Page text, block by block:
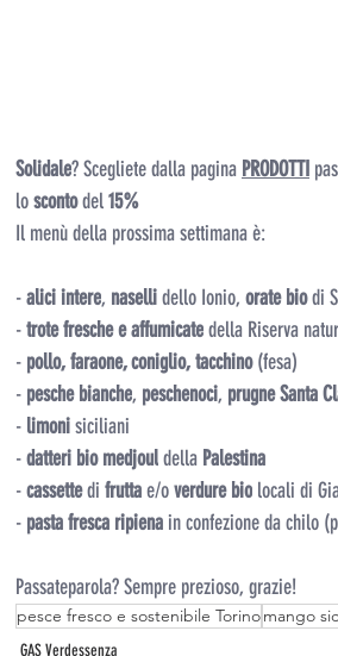
Solidale? Scegliete dalla pagina PRODOTTI
lo sconto del 15%
Il menù della prossima settimana è:
- alici intere, naselli dello Ionio, orate bio di
- trote fresche e affumicate della Riserva
- pollo, faraone, coniglio, tacchino (fesa)
- pesche bianche, peschenoci, prugne Santa
- limoni siciliani
- datteri bio medjoul della Palestina
- cassette di frutta e/o verdure bio locali di
- pasta fresca ripiena in confezione da chilo
Passateparola? Sempre prezioso, grazie!
pesce fresco e sostenibile Torinomango
GAS Verdessenza